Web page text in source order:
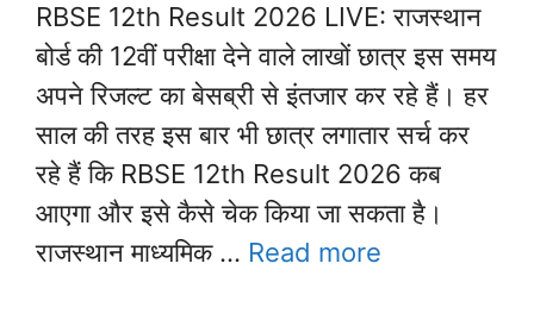
RBSE 12th Result 2026 LIVE: राजस्थान
बोर्ड की 12वीं परीक्षा देने वाले लाखों छात्र इस समय
अपने रिजल्ट का बेसब्री से इंतजार कर रहे हैं। हर
साल की तरह इस बार भी छात्र लगातार सर्च कर
रहे हैं कि RBSE 12th Result 2026 कब
आएगा और इसे कैसे चेक किया जा सकता है।
राजस्थान माध्यमिक … Read more